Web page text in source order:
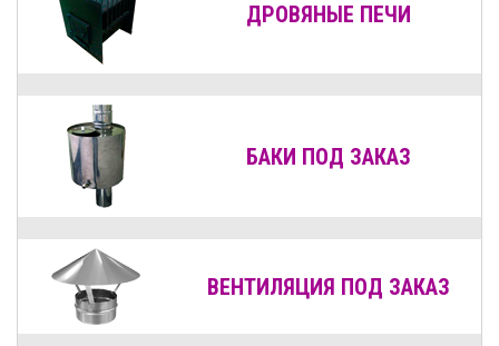
ДРОВЯНЫЕ ПЕЧИ
БАКИ ПОД ЗАКАЗ
ВЕНТИЛЯЦИЯ ПОД ЗАКАЗ